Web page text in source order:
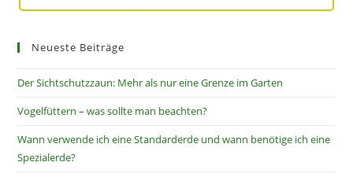
Neueste Beiträge
Der Sichtschutzzaun: Mehr als nur eine Grenze im Garten
Vogelfüttern – was sollte man beachten?
Wann verwende ich eine Standarderde und wann benötige ich eine
Spezialerde?